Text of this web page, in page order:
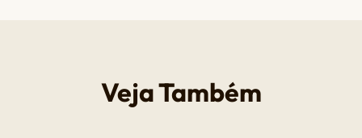
Veja Também